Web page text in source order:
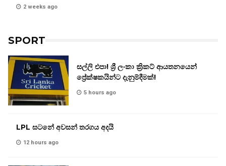
2 weeks ago
SPORT
සල්ලි එපා! ශ්‍රී ලංකා ක්‍රිකට් ආයතනයෙන්
ප්‍රේක්ෂකයින්ට දැනුම්දීමක්!
5 hours ago
LPL සටනේ අවසන් තරගය අදයි
12 hours ago